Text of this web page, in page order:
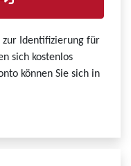
zur Identifizierung für
sich kostenlos
können Sie sich in